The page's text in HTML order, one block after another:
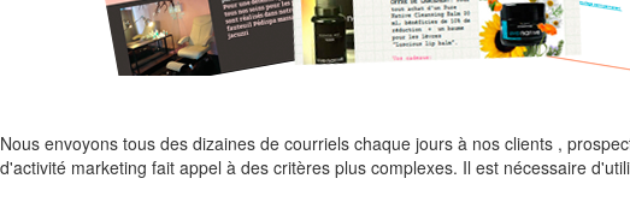
Nous envoyons tous des dizaines de courriels chaque jours à nos clients ,
d'activité marketing fait appel à des critères plus complexes. Il est nécessaire